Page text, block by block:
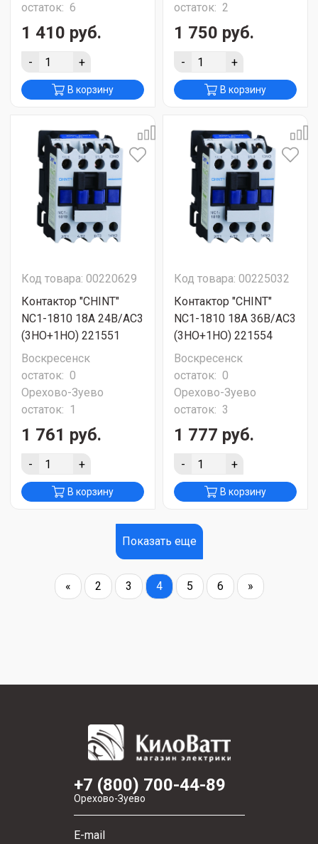
остаток: 6
1 410 руб.
- +
В корзину
остаток: 2
1 750 руб.
- +
В корзину
Код товара: 00220629
Контактор "CHINT"
NC1-1810 18А 24В/АС3
(3НО+1НО) 221551
Воскресенск
остаток: 0
Орехово-Зуево
остаток: 1
1 761 руб.
- +
В корзину
Код товара: 00225032
Контактор "CHINT"
NC1-1810 18А 36В/АС3
(3НО+1НО) 221554
Воскресенск
остаток: 0
Орехово-Зуево
остаток: 3
1 777 руб.
- +
В корзину
Показать еще
« 2 3 4 5 6 »
+7 (800) 700-44-89
Орехово-Зуево
E-mail